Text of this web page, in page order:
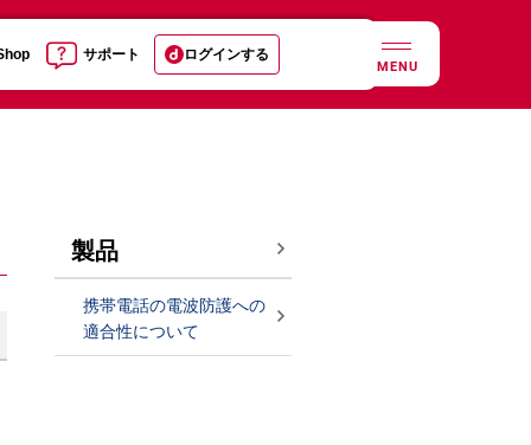
サポート ログインする
MENU
製品
携帯電話の電波防護への
適合性について